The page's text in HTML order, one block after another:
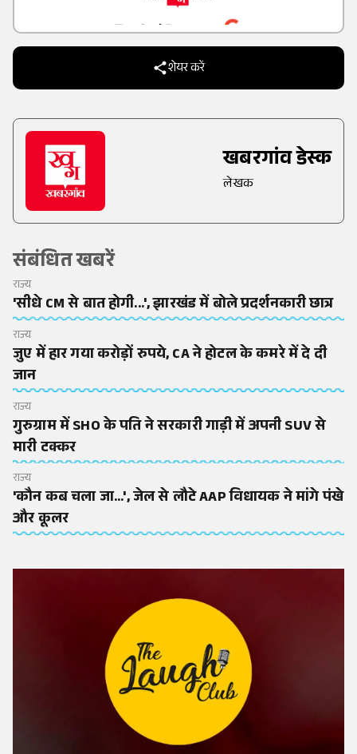
Trusted Source on
शेयर करें
खबरगांव डेस्क
लेखक
संबंधित खबरें
राज्य
'सीधे CM से बात होगी...', झारखंड में बोले प्रदर्शनकारी छात्र
राज्य
जुए में हार गया करोड़ों रुपये, CA ने होटल के कमरे में दे दी
जान
राज्य
गुरुग्राम में SHO के पति ने सरकारी गाड़ी में अपनी SUV से
मारी टक्कर
राज्य
'कौन कब चला जा...', जेल से लौटे AAP विधायक ने मांगे पंखे
और कूलर